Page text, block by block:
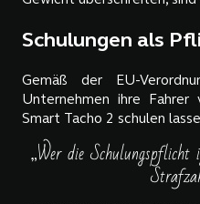
Schulungen als
Gemäß der EU-
Unternehmen ihre
Smart Tacho 2 schulen
„Wer die